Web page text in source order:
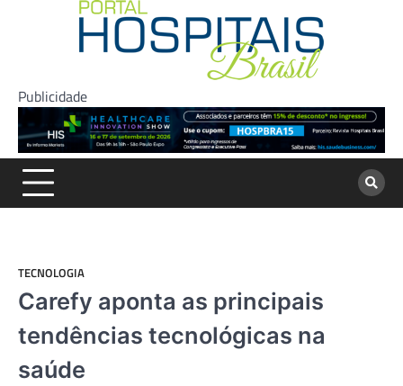
Publicidade
TECNOLOGIA
Carefy aponta as principais
tendências tecnológicas na
saúde